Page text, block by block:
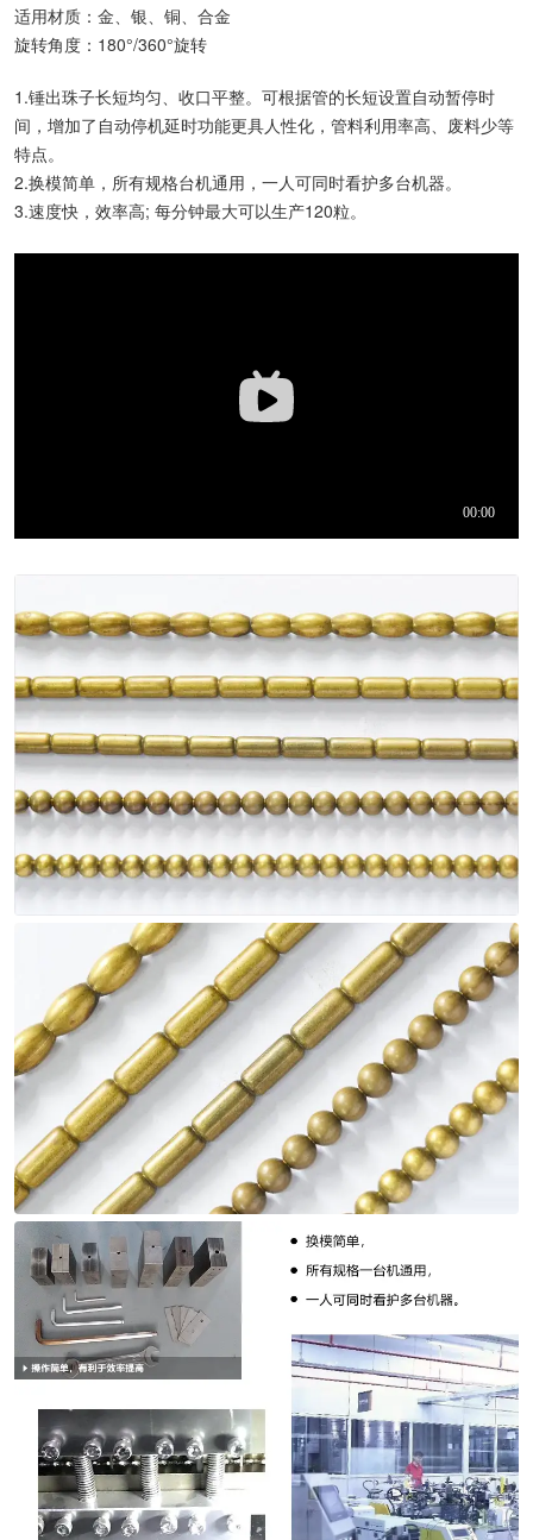
适用材质： 金、银、铜、合金
旋转角度： 180°/360°旋转
1.锤出珠子长短均匀、收口平整。可根据管的长短设置自动暂停时
间，增加了自动停机延时功能更具人性化，管料利用率高、废料少等
特点。
2.换模简单，所有规格台机通用，一人可同时看护多台机器。
3.速度快，效率高; 每分钟最大可以生产120粒。